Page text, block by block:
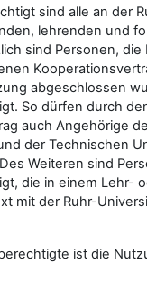
sind alle an der
lehrenden und
sind Personen, die
abgeschlossen
So dürfen durch
auch Angehörige
der Technischen
Weiteren sind
die in einem Lehr-
mit der Ruhr-
ist die